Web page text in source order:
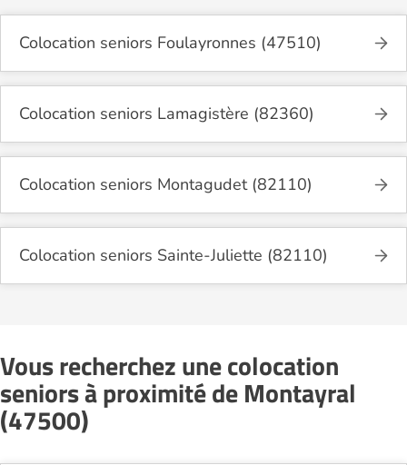
Colocation seniors Foulayronnes (47510)
Colocation seniors Lamagistère (82360)
Colocation seniors Montagudet (82110)
Colocation seniors Sainte-Juliette (82110)
Vous recherchez une colocation
seniors à proximité de Montayral
(47500)